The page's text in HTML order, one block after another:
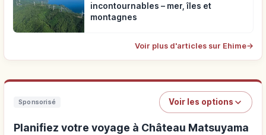
incontournables – mer, îles et
montagnes
Voir plus d'articles sur Ehime→
Sponsorisé Voir les options
Planifiez votre voyage à Château Matsuyama